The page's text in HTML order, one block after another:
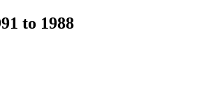
to 1988